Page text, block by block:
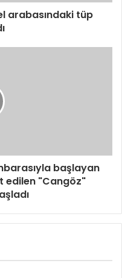
arabasındaki tüp
başlayan
edilen "Cangöz"